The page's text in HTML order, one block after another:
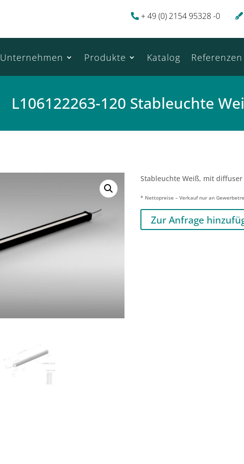
+ 49 (0) 2154 95328 -0
Unternehmen Produkte Katalog Referenzen
L106122263-120 Stableuchte
Stableuchte Weiß, mit
* Nettopreise – Verkauf nur an
Zur Anfrage